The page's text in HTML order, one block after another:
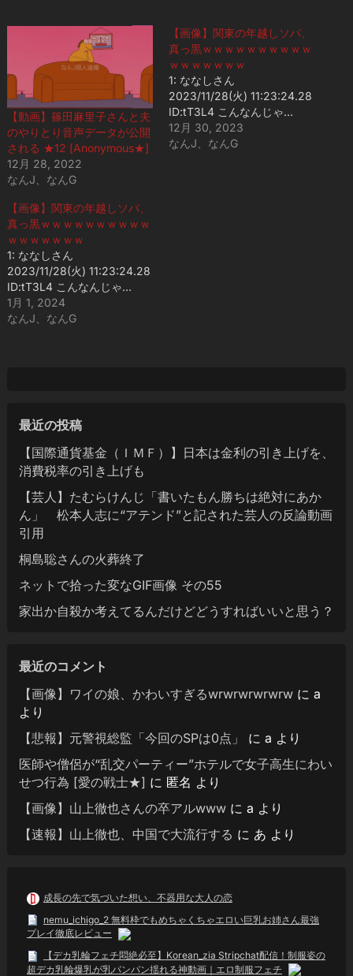
【動画】篠田麻里子さんと夫
のやりとり音声データが公開
される ★12 [Anonymous★]
12月 28, 2022
なんJ、なんG
【画像】関東の年越しソバ、
真っ黒ｗｗｗｗｗｗｗｗｗｗ
ｗｗｗｗｗｗｗ
1: ななしさん
2023/11/28(火) 11:23:24.28
ID:tT3L4 こんなんじゃ…
12月 30, 2023
なんJ、なんG
【画像】関東の年越しソバ、
真っ黒ｗｗｗｗｗｗｗｗｗｗ
ｗｗｗｗｗｗｗ
1: ななしさん
2023/11/28(火) 11:23:24.28
ID:tT3L4 こんなんじゃ…
1月 1, 2024
なんJ、なんG
最近の投稿
【国際通貨基金（ＩＭＦ）】日本は金利の引き上げを、
消費税率の引き上げも
【芸人】たむらけんじ「書いたもん勝ちは絶対にあか
ん」 松本人志に“アテンド”と記された芸人の反論動画
引用
桐島聡さんの火葬終了
ネットで拾った変なGIF画像 その55
家出か自殺か考えてるんだけどどうすればいいと思う？
最近のコメント
【画像】ワイの娘、かわいすぎるwrwrwrwrwrwに a
より
【悲報】元警視総監「今回のSPは0点」
に a より
医師や僧侶が“乱交パーティー”ホテルで女子高生にわい
せつ行為 [愛の戦士★] に 匿名 より
【画像】山上徹也さんの卒アルwwwに a より
【速報】山上徹也、中国で大流行する に あ より
成長の先で気づいた想い、不器用な大人の恋
nemu_ichigo_2 無料枠でもめちゃくちゃエロい巨乳お姉さん最強
プレイ徹底レビュー
【デカ乳輪フェチ悶絶必至】Korean_zia Stripchat配信！制服姿の
超デカ乳輪爆乳が乳パンパン揺れる神動画｜エロ制服フェチ